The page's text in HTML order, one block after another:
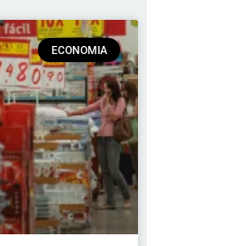
ECONOMIA